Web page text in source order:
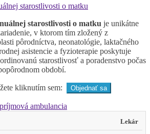
starostlivosti o matku
starostlivosti o matku je unikátne
v ktorom tím zložený z
pôrodníctva, neonatológie, laktačného
asistencie a fyzioterapie poskytuje
starostlivosť a poradenstvo počas
období.
kliknutím sem: Objednať sa
ambulancia
Lekár